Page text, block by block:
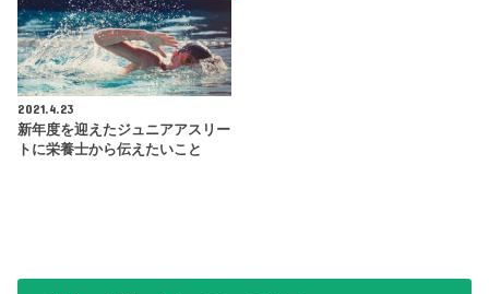
2021.4.23
新年度を迎えたジュニアアスリー
トに栄養士から伝えたいこと